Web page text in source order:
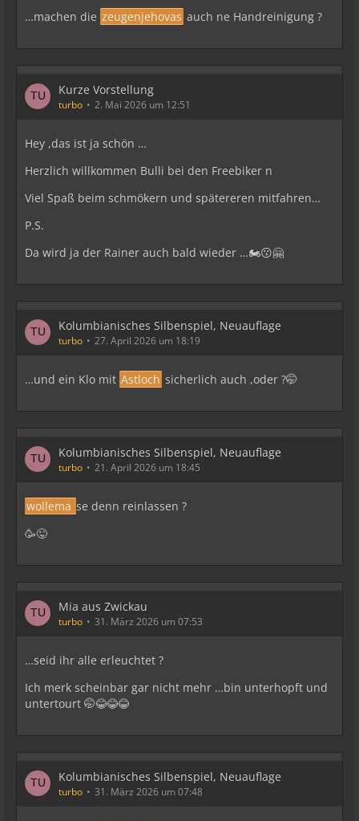
…machen die zeugenjehovas auch ne Handreinigung ?
Kurze Vorstellung
turbo 2. Mai 2026 um 12:51
Hey ,das ist ja schön …
Herzlich willkommen Bulli bei den Freebiker n
Viel Spaß beim schmökern und spätereren mitfahren…
P.S.
Da wird ja der Rainer auch bald wieder …🏍️😗🤗
Kolumbianisches Silbenspiel, Neuauflage
turbo 27. April 2026 um 18:19
…und ein Klo mit Astloch sicherlich auch ,oder ?🤭
Kolumbianisches Silbenspiel, Neuauflage
turbo 21. April 2026 um 18:45
wollema se denn reinlassen ?
🥳😜
Mia aus Zwickau
turbo 31. März 2026 um 07:53
…seid ihr alle erleuchtet ?
Ich merk scheinbar gar nicht mehr …bin unterhopft und
untertourt 🤭😂😂😂
Kolumbianisches Silbenspiel, Neuauflage
turbo 31. März 2026 um 07:48